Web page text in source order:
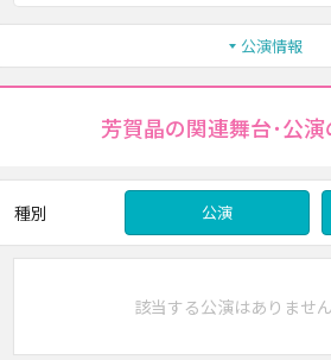
公演情報
芳賀晶の関連舞台･公
種別 公演
該当する公演はありません